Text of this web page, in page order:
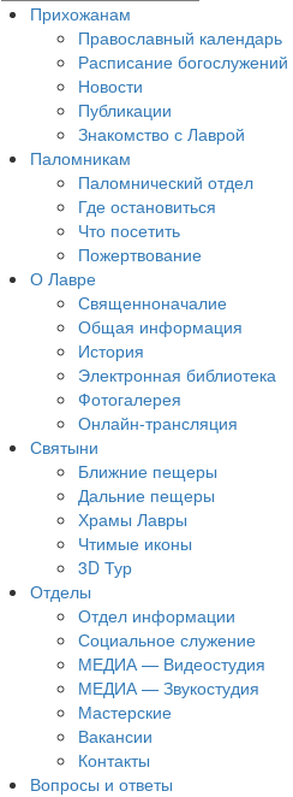
Прихожанам
Православный календарь
Расписание богослужений
Новости
Публикации
Знакомство с Лаврой
Паломникам
Паломнический отдел
Где остановиться
Что посетить
Пожертвование
О Лавре
Священноначалие
Общая информация
История
Электронная библиотека
Фотогалерея
Онлайн-трансляция
Святыни
Ближние пещеры
Дальние пещеры
Храмы Лавры
Чтимые иконы
3D Тур
Отделы
Отдел информации
Социальное служение
МЕДИА — Видеостудия
МЕДИА — Звукостудия
Мастерские
Вакансии
Контакты
Вопросы и ответы